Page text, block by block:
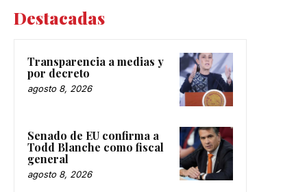
Destacadas
Transparencia a medias y
por decreto
agosto 8, 2026
Senado de EU confirma a
Todd Blanche como fiscal
general
agosto 8, 2026